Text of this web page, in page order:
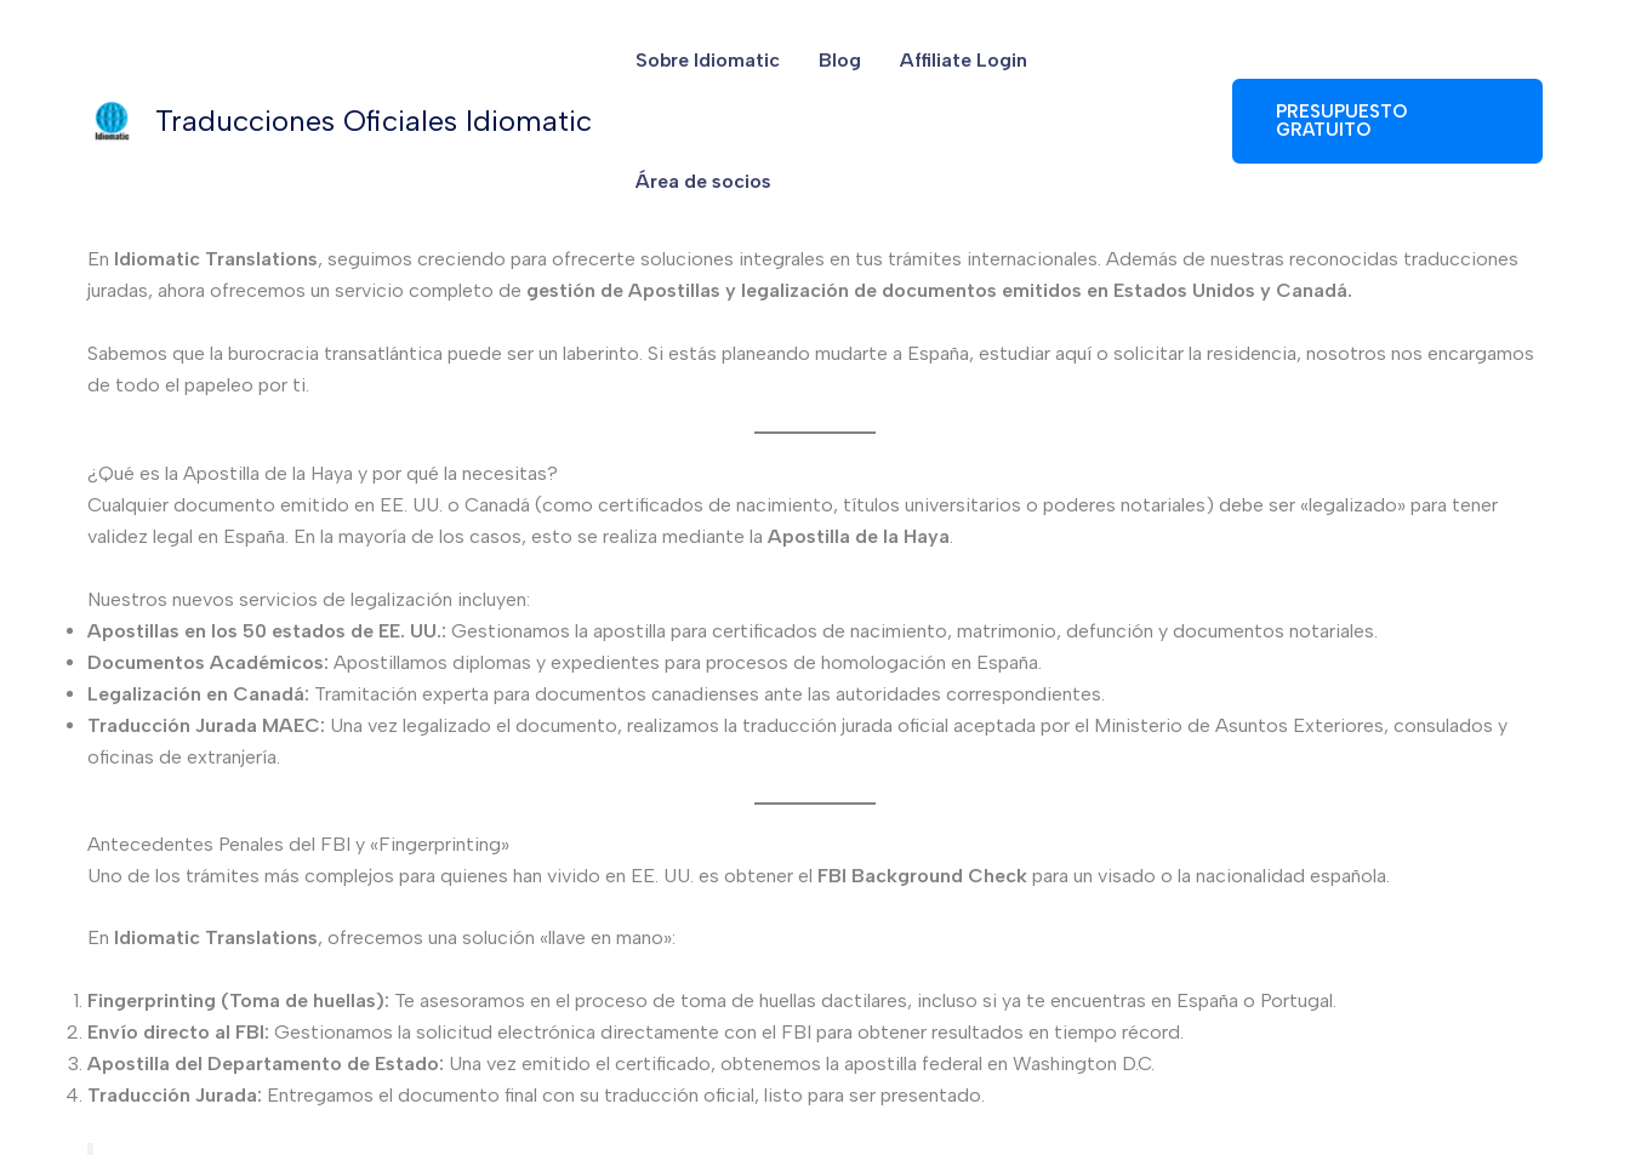
Traducciones Oficiales Idiomatic
Sobre Idiomatic Blog Affiliate Login
Área de socios
PRESUPUESTO
GRATUITO
Nuevo Servicio: Apostillas y Antecedentes Penales (FBI) para documentos de
En Idiomatic Translations, seguimos creciendo para ofrecerte soluciones integrales en tus trámites internacionales. Además de nuestras reconocidas traducciones
juradas, ahora ofrecemos un servicio completo de gestión de Apostillas y legalización de documentos emitidos en Estados Unidos y Canadá.
Sabemos que la burocracia transatlántica puede ser un laberinto. Si estás planeando mudarte a España, estudiar aquí o solicitar la residencia, nosotros nos encargamos
de todo el papeleo por ti.
¿Qué es la Apostilla de la Haya y por qué la necesitas?
Cualquier documento emitido en EE. UU. o Canadá (como certificados de nacimiento, títulos universitarios o poderes notariales) debe ser «legalizado» para tener
validez legal en España. En la mayoría de los casos, esto se realiza mediante la Apostilla de la Haya.
Nuestros nuevos servicios de legalización incluyen:
Apostillas en los 50 estados de EE. UU.: Gestionamos la apostilla para certificados de nacimiento, matrimonio, defunción y documentos notariales.
Documentos Académicos: Apostillamos diplomas y expedientes para procesos de homologación en España.
Legalización en Canadá: Tramitación experta para documentos canadienses ante las autoridades correspondientes.
Traducción Jurada MAEC: Una vez legalizado el documento, realizamos la traducción jurada oficial aceptada por el Ministerio de Asuntos Exteriores, consulados y
oficinas de extranjería.
Antecedentes Penales del FBI y «Fingerprinting»
Uno de los trámites más complejos para quienes han vivido en EE. UU. es obtener el FBI Background Check para un visado o la nacionalidad española.
En Idiomatic Translations, ofrecemos una solución «llave en mano»:
Fingerprinting (Toma de huellas): Te asesoramos en el proceso de toma de huellas dactilares, incluso si ya te encuentras en España o Portugal.
Envío directo al FBI: Gestionamos la solicitud electrónica directamente con el FBI para obtener resultados en tiempo récord.
Apostilla del Departamento de Estado: Una vez emitido el certificado, obtenemos la apostilla federal en Washington D.C.
Traducción Jurada: Entregamos el documento final con su traducción oficial, listo para ser presentado.